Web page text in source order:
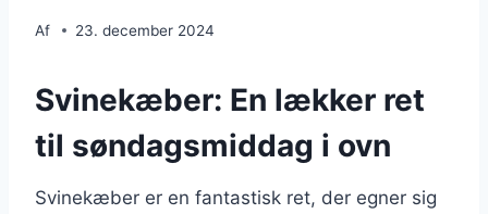
Af 23. december 2024
Svinekæber: En lækker ret
til søndagsmiddag i ovn
Svinekæber er en fantastisk ret, der egner sig